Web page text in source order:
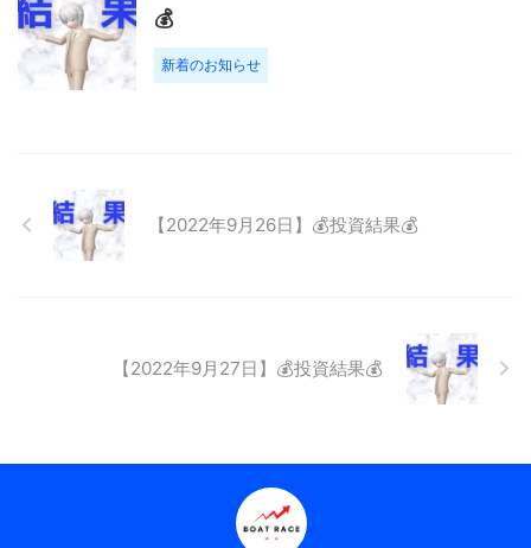
💰
新着のお知らせ
【2022年9月26日】💰投資結果💰
【2022年9月27日】💰投資結果💰